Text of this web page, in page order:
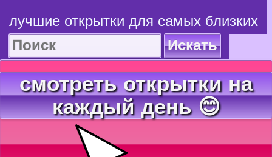
лучшие открытки для самых близких
Искать
смотреть открытки на
каждый день 😊